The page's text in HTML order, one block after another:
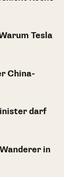
Tesla
China-
darf
in